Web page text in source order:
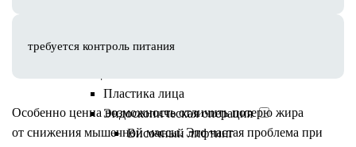
Пластическая хирургия
Пластика лица
Эндоскопическая операция
Височный лифтинг
требуется контроль питания
Особенно ценна возможность отличить потерю жира
от снижения мышечной массы. Это частая проблема при